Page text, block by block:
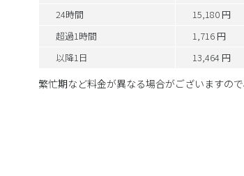
24時間
15,180 円
超過1時間
1,716 円
以降1日
13,464 円
繁忙期など料金が異なる場合がございますの